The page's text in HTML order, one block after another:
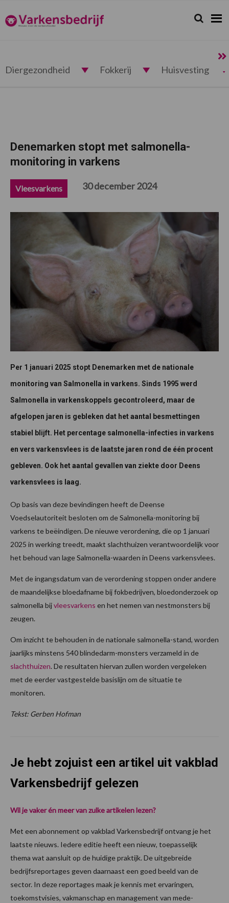
de
hoofdnavigatie
de
hoofd
de
eerste
de
voettekst
Varkensbedrijf.nl Zoeken...
Zoek
Diergezondheid Fokkerij Huisvesting
Denemarken stopt met salmonella-
monitoring in varkens
Vleesvarkens 30 december 2024
Per 1 januari 2025 stopt Denemarken met de nationale
monitoring van Salmonella in varkens. Sinds 1995 werd
Salmonella in varkenskoppels gecontroleerd, maar de
afgelopen jaren is gebleken dat het aantal besmettingen
stabiel blijft. Het percentage salmonella-infecties in varkens
en vers varkensvlees is de laatste jaren rond de één procent
gebleven. Ook het aantal gevallen van ziekte door Deens
varkensvlees is laag.
Op basis van deze bevindingen heeft de Deense
Voedselautoriteit besloten om de Salmonella-monitoring bij
varkens te beëindigen. De nieuwe verordening, die op 1 januari
2025 in werking treedt, maakt slachthuizen verantwoordelijk voor
het behoud van lage Salmonella-waarden in Deens varkensvlees.
Met de ingangsdatum van de verordening stoppen onder andere
de maandelijkse bloedafname bij fokbedrijven, bloedonderzoek op
salmonella bijvleesvarkens en het nemen van nestmonsters bij
zeugen.
Om inzicht te behouden in de nationale salmonella-stand, worden
jaarlijks minstens 540 blindedarm-monsters verzameld in de
slachthuizen. De resultaten hiervan zullen worden vergeleken
met de eerder vastgestelde basislijn om de situatie te
monitoren.
Tekst: Gerben Hofman
Je hebt zojuist een artikel uit vakblad
Varkensbedrijf gelezen
Wil je vaker én meer van zulke artikelen lezen?
Met een abonnement op vakblad Varkensbedrijf ontvang je het
laatste nieuws. Iedere editie heeft een nieuw, toepasselijk
thema wat aansluit op de huidige praktijk. De uitgebreide
bedrijfsreportages geven daarnaast een goed beeld van de
sector. In deze reportages maak je kennis met ervaringen,
toekomstvisies, vakmanschap en management van mede-